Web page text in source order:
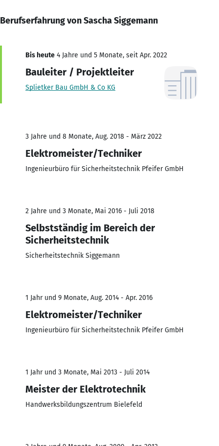
Berufserfahrung von Sascha Siggemann
Bis heute 4 Jahre und 5 Monate, seit Apr. 2022
Bauleiter / Projektleiter
Splietker Bau GmbH & Co KG
3 Jahre und 8 Monate, Aug. 2018 - März 2022
Elektromeister/Techniker
Ingenieurbüro für Sicherheitstechnik Pfeifer GmbH
2 Jahre und 3 Monate, Mai 2016 - Juli 2018
Selbstständig im Bereich der
Sicherheitstechnik
Sicherheitstechnik Siggemann
1 Jahr und 9 Monate, Aug. 2014 - Apr. 2016
Elektromeister/Techniker
Ingenieurbüro für Sicherheitstechnik Pfeifer GmbH
1 Jahr und 3 Monate, Mai 2013 - Juli 2014
Meister der Elektrotechnik
Handwerksbildungszentrum Bielefeld